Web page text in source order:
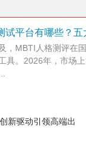
试平台有哪些？
，MBTI人格测评在
具。2026年，市场
新驱动引领高端出